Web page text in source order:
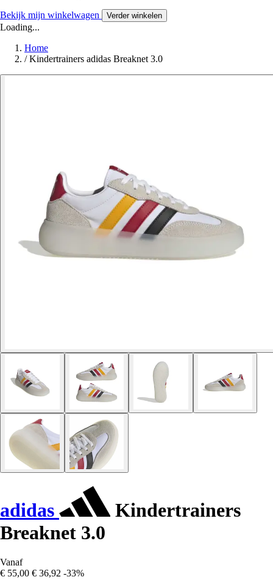
Bekijk mijn winkelwagen Verder winkelen
Loading...
Home
/ Kindertrainers adidas Breaknet 3.0
adidas
Kindertrainers
Breaknet 3.0
Vanaf
€ 55,00 € 36,92 -33%